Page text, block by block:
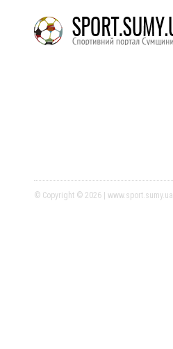
© Copyright © 2026 | www.sport.sumy.ua